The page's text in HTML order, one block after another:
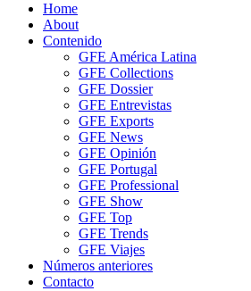
Home
About
Contenido
GFE América Latina
GFE Collections
GFE Dossier
GFE Entrevistas
GFE Exports
GFE News
GFE Opinión
GFE Portugal
GFE Professional
GFE Show
GFE Top
GFE Trends
GFE Viajes
Números anteriores
Contacto